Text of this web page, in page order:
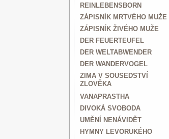
REINLEBENSBORN
ZÁPISNÍK MRTVÉHO MUŽE
ZÁPISNÍK ŽIVÉHO MUŽE
DER FEUERTEUFEL
DER WELTABWENDER
DER WANDERVOGEL
ZIMA V SOUSEDSTVÍ
ZLOVĚKA
VANAPRASTHA
DIVOKÁ SVOBODA
UMĚNÍ NENÁVIDĚT
HYMNY LEVORUKÉHO